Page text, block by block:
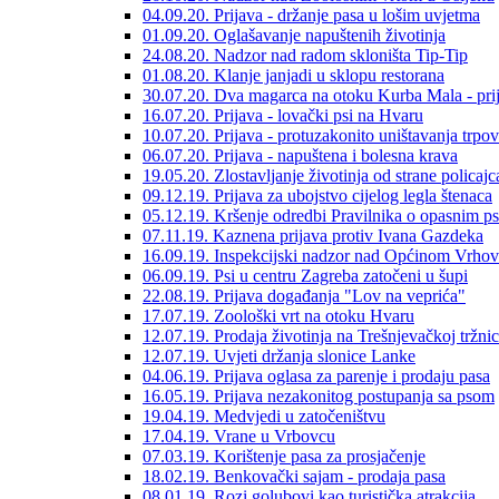
04.09.20. Prijava - držanje pasa u lošim uvjetma
01.09.20. Oglašavanje napuštenih životinja
24.08.20. Nadzor nad radom skloništa Tip-Tip
01.08.20. Klanje janjadi u sklopu restorana
30.07.20. Dva magarca na otoku Kurba Mala -
16.07.20. Prijava - lovački psi na Hvaru
10.07.20. Prijava - protuzakonito uništavanja
06.07.20. Prijava - napuštena i bolesna krava
19.05.20. Zlostavljanje životinja od strane
09.12.19. Prijava za ubojstvo cijelog legla štenaca
05.12.19. Kršenje odredbi Pravilnika o opasnim
07.11.19. Kaznena prijava protiv Ivana Gazdeka
16.09.19. Inspekcijski nadzor nad Općinom
06.09.19. Psi u centru Zagreba zatočeni u šupi
22.08.19. Prijava događanja "Lov na veprića"
17.07.19. Zoološki vrt na otoku Hvaru
12.07.19. Prodaja životinja na Trešnjevačkoj
12.07.19. Uvjeti držanja slonice Lanke
04.06.19. Prijava oglasa za parenje i prodaju pasa
16.05.19. Prijava nezakonitog postupanja sa psom
19.04.19. Medvjedi u zatočeništvu
17.04.19. Vrane u Vrbovcu
07.03.19. Korištenje pasa za prosjačenje
18.02.19. Benkovački sajam - prodaja pasa